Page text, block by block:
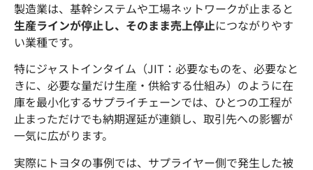
製造業は、基幹システムや工場ネットワークが止まると
生産ラインが停止し、そのまま売上停止につながりやす
い業種です。
特にジャストインタイム（JIT：必要なものを、必要なと
きに、必要な量だけ生産・供給する仕組み）のように在
庫を最小化するサプライチェーンでは、ひとつの工程が
止まっただけでも納期遅延が連鎖し、取引先への影響が
一気に広がります。
実際にトヨタの事例では、サプライヤー側で発生した被